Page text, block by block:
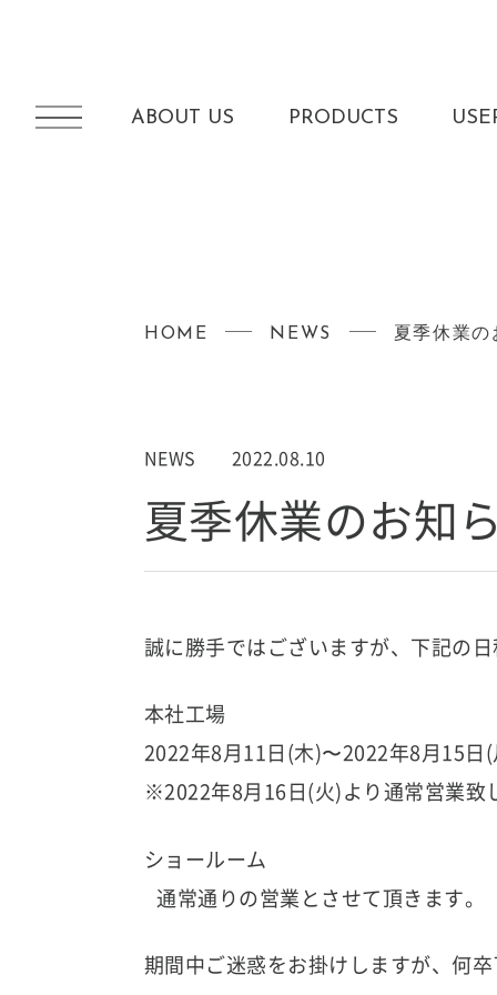
ABOUT US PRODUCTS
HOME NEWS 夏季休業の
NEWS 2022.08.10
夏季休業のお知
誠に勝手ではございますが、下記の
本社工場
2022年8月11日(木)〜2022年8月15日
※2022年8月16日(火)より通常営業致
ショールーム
通常通りの営業とさせて頂きます。
期間中ご迷惑をお掛けしますが、何